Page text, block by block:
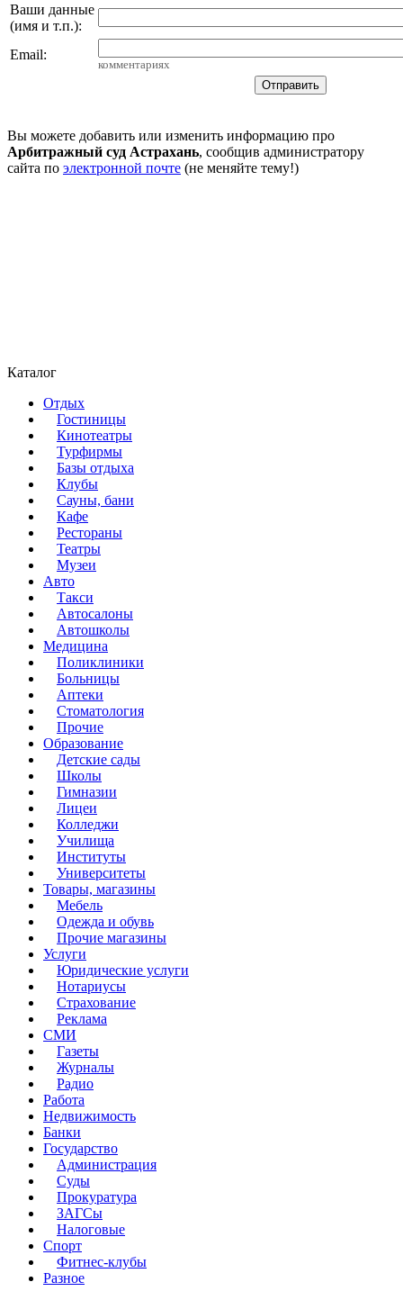
Ваши данные
(имя и т.п.):
Email:
комментариях
Вы можете добавить или изменить информацию про
Арбитражный суд Астрахань, сообщив администратору
сайта по электронной почте (не меняйте тему!)
Каталог
Отдых
Гостиницы
Кинотеатры
Турфирмы
Базы отдыха
Клубы
Сауны, бани
Кафе
Рестораны
Театры
Музеи
Авто
Такси
Автосалоны
Автошколы
Медицина
Поликлиники
Больницы
Аптеки
Стоматология
Прочие
Образование
Детские сады
Школы
Гимназии
Лицеи
Колледжи
Училища
Институты
Университеты
Товары, магазины
Мебель
Одежда и обувь
Прочие магазины
Услуги
Юридические услуги
Нотариусы
Страхование
Реклама
СМИ
Газеты
Журналы
Радио
Работа
Недвижимость
Банки
Государство
Администрация
Суды
Прокуратура
ЗАГСы
Налоговые
Спорт
Фитнес-клубы
Разное